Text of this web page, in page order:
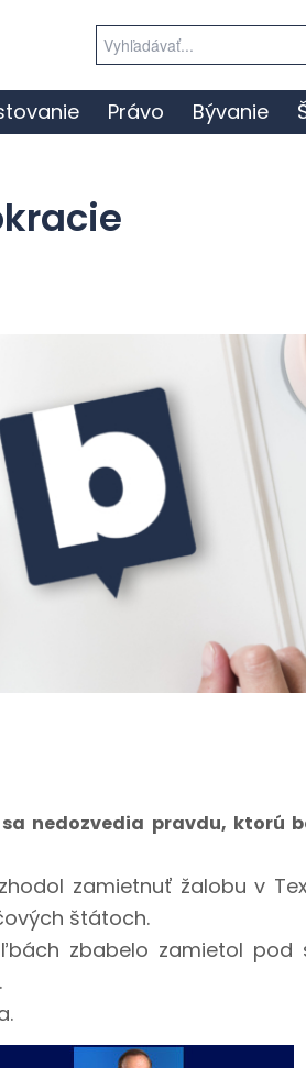
for:
Právo Bývanie
nedozvedia pravdu, ktorú
zamietnuť žalobu v
štátoch.
zbabelo zamietol